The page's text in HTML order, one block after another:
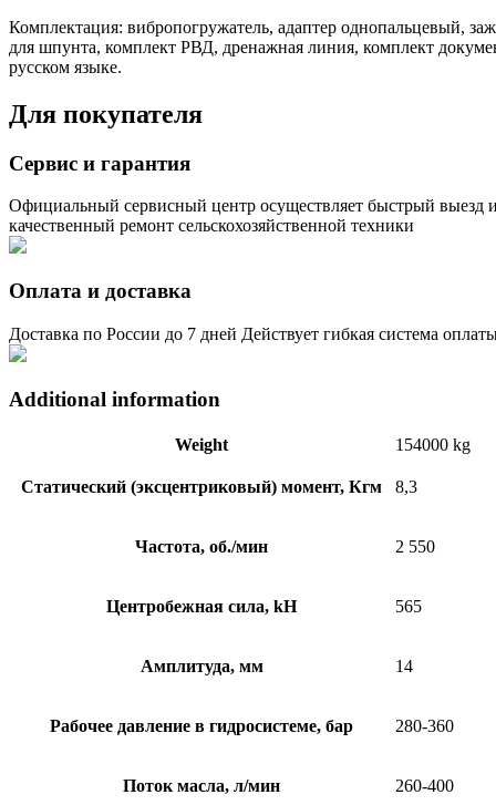
Комплектация: вибропогружатель, адаптер однопальцевый,
для шпунта, комплект РВД, дренажная линия, комплект
русском языке.
Для покупателя
Сервис и гарантия
Официальный сервисный центр осуществляет быстрый выезд
качественный ремонт сельскохозяйственной техники
Оплата и доставка
Доставка по России до 7 дней Действует гибкая система
Additional information
Weight 154000 kg
Статический (эксцентриковый) момент, Кгм 8,3
Частота, об./мин 2 550
Центробежная сила, kH 565
Амплитуда, мм 14
Рабочее давление в гидросистеме, бар 280-360
Поток масла, л/мин 260-400